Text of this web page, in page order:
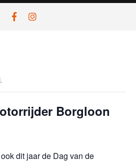
Borgloon
dit jaar de Dag van de